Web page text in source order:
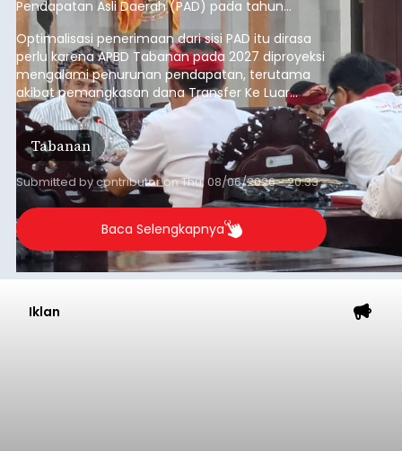
Pendapatan Asli Daerah (PAD) pada tahun
anggaran 2027.
Optimalisasi penerimaan dari sisi PAD itu dirasa
perlu karena APBD Tabanan pada 2027 diproyeksi
mengalami penurunan pendapatan, terutama
akibat pemangkasan dana Transfer Ke Luar
Daerah (TKD) dari pemerintah pusat.
Tabanan
Submitted bycontributoronThu, 08/06/2026 - 20:33
Baca Selengkapnya
Iklan